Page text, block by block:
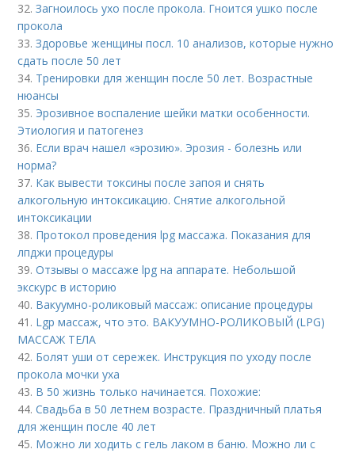
32.Загноилось ухо после прокола. Гноится ушко после
прокола
33.Здоровье женщины посл. 10 анализов, которые нужно
сдать после 50 лет
34. Тренировки для женщин после 50 лет. Возрастные
нюансы
35. Эрозивное воспаление шейки матки особенности.
Этиология и патогенез
36. Если врач нашел «эрозию». Эрозия - болезнь или
норма?
37. Как вывести токсины после запоя и снять
алкогольную интоксикацию. Снятие алкогольной
интоксикации
38. Протокол проведения lpg массажа. Показания для
лпджи процедуры
39.Отзывы о массаже lpg на аппарате. Небольшой
экскурс в историю
40. Вакуумно-роликовый массаж: описание процедуры
41. Lgp массаж, что это. ВАКУУМНО-РОЛИКОВЫЙ (LPG)
МАССАЖ ТЕЛА
42. Болят уши от сережек. Инструкция по уходу после
прокола мочки уха
43. В 50 жизнь только начинается. Похожие:
44.Свадьба в 50 летнем возрасте. Праздничный платья
для женщин после 40 лет
45. Можно ли ходить с гель лаком в баню. Можно ли с